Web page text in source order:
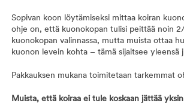
Sopivan koon löytämiseksi mittaa koiran
ohje on, että kuonokopan tulisi peittää noin
kuonokopan valinnassa, mutta muista ottaa
kuonon levein kohta – tämä sijaitsee yleensä
Pakkauksen mukana toimitetaan tarkemmat
Muista, että koiraa ei tule koskaan jättää